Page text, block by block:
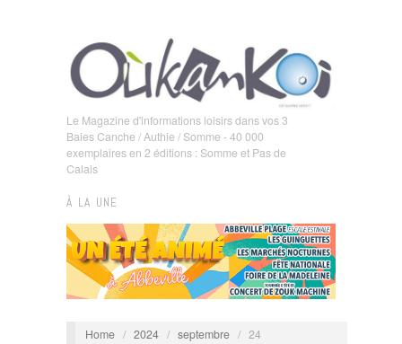
Le Magazine d'informations loisirs dans vos 3
Baies Canche / Authie / Somme - 40 000
exemplaires en 2 éditions : Somme et Pas de
Calais
À LA UNE
Home / 2024 / septembre / 24